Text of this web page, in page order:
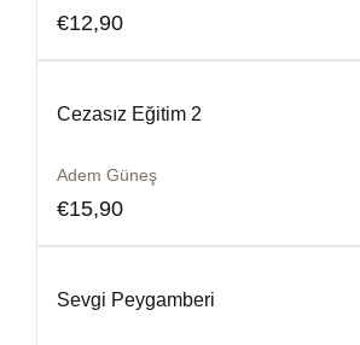
€12,90
Cezasız Eğitim 2
Adem Güneş
€15,90
Sevgi Peygamberi